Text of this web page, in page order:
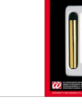
Téli játékok